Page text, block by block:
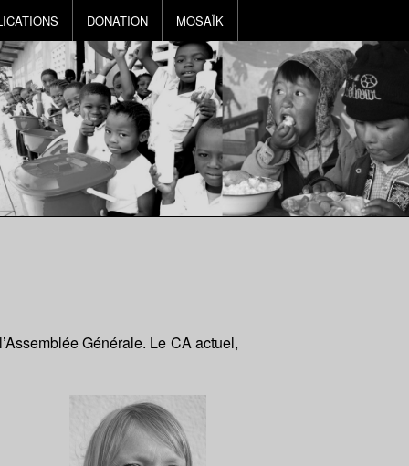
DONATION MOSAÏK
Générale. Le CA actuel,